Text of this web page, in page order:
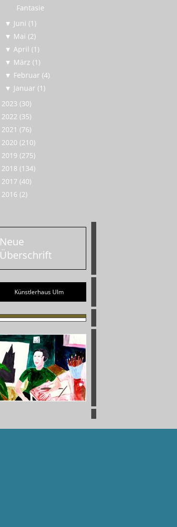
Fantasie
▼ Juni (1)
▼ Mai (2)
▼ April (1)
▼ März (1)
▼ Februar (4)
▼ Januar (1)
2023 (30)
2022 (35)
2021 (76)
2020 (210)
2019 (275)
2018 (134)
2017 (40)
2016 (2)
Neue
Überschrift
Künstlerhaus Ulm